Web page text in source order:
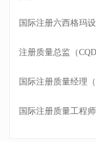
国际注册六西格玛
注册质量总监（
国际注册质量经理
国际注册质量工程